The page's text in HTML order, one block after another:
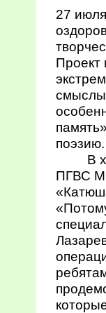
27
Проект
смыслы
поэзию.
В
ПГВС